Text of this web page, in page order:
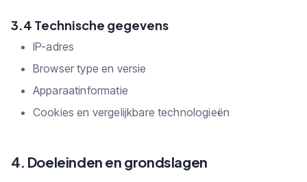
3.4 Technische gegevens
IP-adres
Browser type en versie
Apparaatinformatie
Cookies en vergelijkbare technologieën
4. Doeleinden en grondslagen